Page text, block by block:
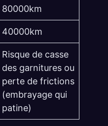
80000km
40000km
Risque de casse
des garnitures ou
perte de frictions
(embrayage qui
patine)